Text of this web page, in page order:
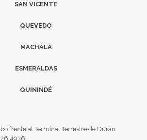
SAN VICENTE
QUEVEDO
MACHALA
ESMERALDAS
QUININDÉ
frente al Terminal Terrestre de Durán
4936